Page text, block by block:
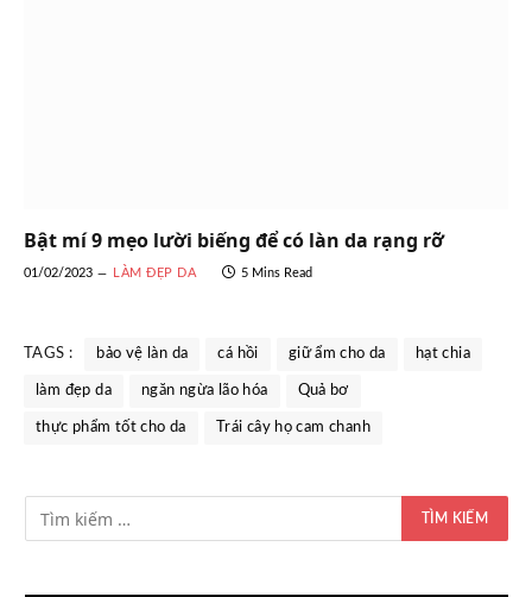
Bật mí 9 mẹo lười biếng để có làn da rạng rỡ
01/02/2023 LÀM ĐẸP DA 5 Mins Read
TAGS : bảo vệ làn da cá hồi giữ ẩm cho da hạt chia
làm đẹp da ngăn ngừa lão hóa Quả bơ
thực phẩm tốt cho da Trái cây họ cam chanh